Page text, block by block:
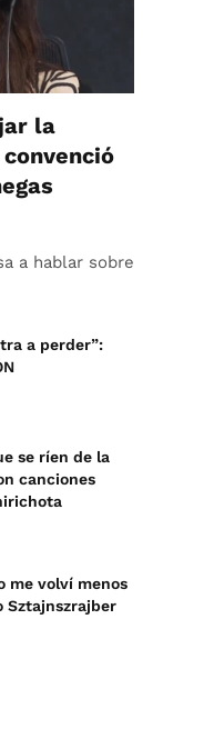
la
a hablar sobre
a perder”:
se ríen de la
canciones
me volví menos
Sztajnszrajber